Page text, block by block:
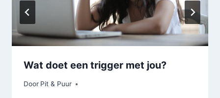
Wat doet een trigger met jou?
Door Pit & Puur